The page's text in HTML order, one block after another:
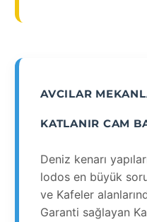
AVCILAR
KATLANIR CAM
Deniz kenarı
lodos en büyük
ve Kafeler
Garanti sağlayan